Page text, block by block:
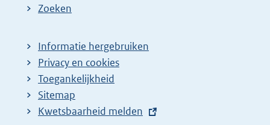
Zoeken
Informatie hergebruiken
Privacy en cookies
Toegankelijkheid
Sitemap
E
Kwetsbaarheid melden